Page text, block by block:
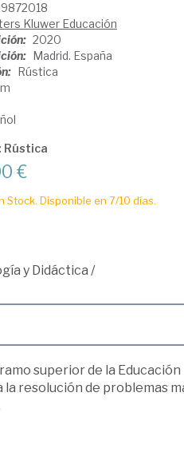
Kluwer Educación
2020
Madrid. España
Rústica
Rústica
€
Stock. Disponible en 7/10 días.
y Didáctica /
superior de la
la resolución de problemas